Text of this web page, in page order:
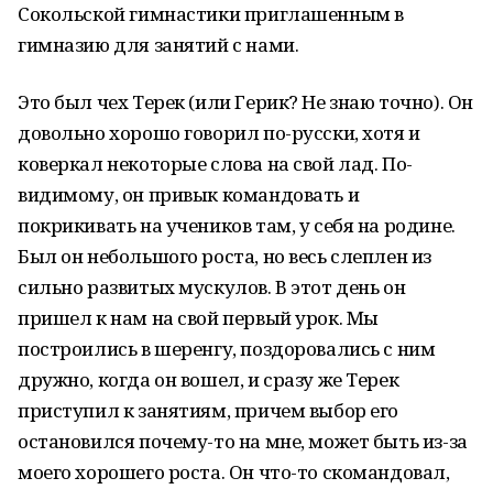
Сокольской гимнастики приглашенным в
гимназию для занятий с нами.
Это был чех Терек (или Герик? Не знаю точно). Он
довольно хорошо говорил по-русски, хотя и
коверкал некоторые слова на свой лад. По-
видимому, он привык командовать и
покрикивать на учеников там, у себя на родине.
Был он небольшого роста, но весь слеплен из
сильно развитых мускулов. В этот день он
пришел к нам на свой первый урок. Мы
построились в шеренгу, поздоровались с ним
дружно, когда он вошел, и сразу же Терек
приступил к занятиям, причем выбор его
остановился почему-то на мне, может быть из-за
моего хорошего роста. Он что-то скомандовал,